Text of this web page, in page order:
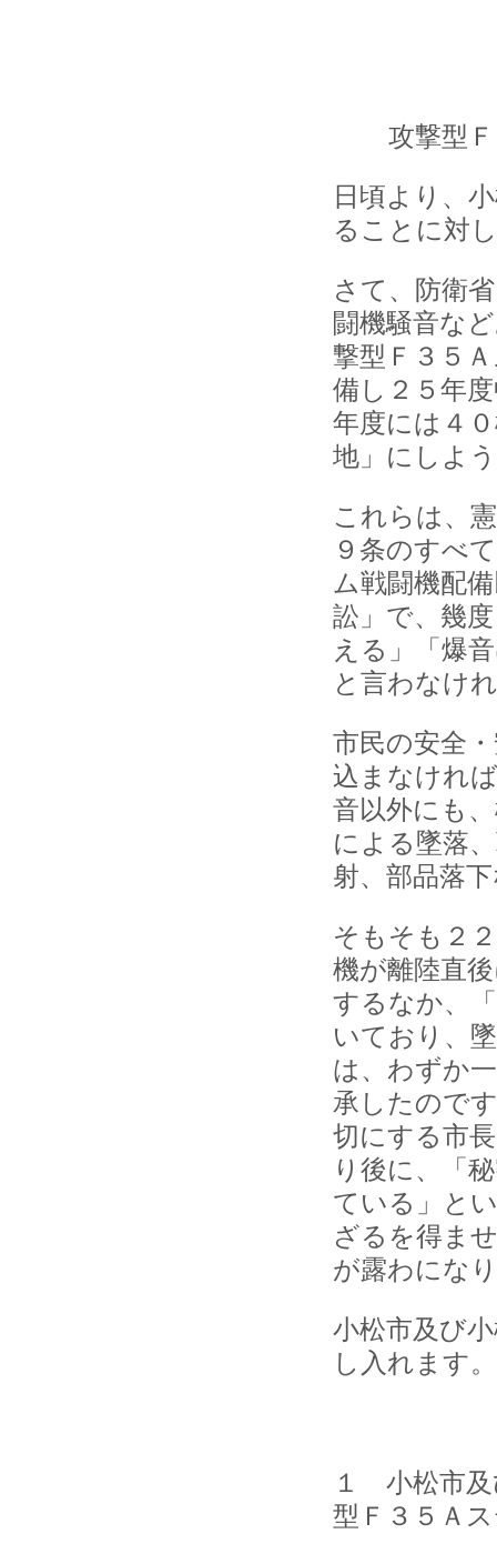
攻撃型
日頃より、
ることに対
さて、防衛
闘機騒音な
撃型Ｆ３５
備し２５年
年度には４
地」にしよ
これらは、
９条のすべ
ム戦闘機配
訟」で、幾
える」「爆
と言わなけ
市民の安全
込まなけれ
音以外にも
による墜落
射、部品落
そもそも２
機が離陸直
するなか、
いており、
は、わずか
承したので
切にする市
り後に、「
ている」と
ざるを得ま
が露わにな
小松市及び
し入れます。
１ 小松市及
型Ｆ３５Ａ